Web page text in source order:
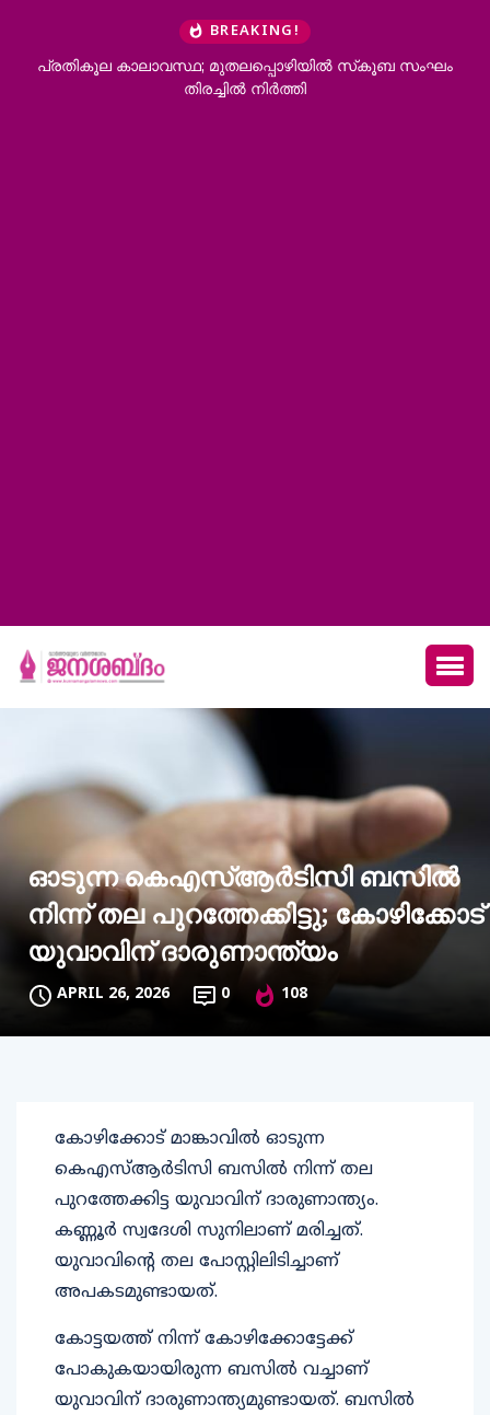
BREAKING!
പ്രതികൂല കാലാവസ്ഥ; മുതലപ്പൊഴിയില്‍ സ്‌കൂബ സംഘം
തിരച്ചില്‍ നിര്‍ത്തി
ഓടുന്ന കെഎസ്ആര്‍ടിസി ബസില്‍
നിന്ന് തല പുറത്തേക്കിട്ടു; കോഴിക്കോട്
യുവാവിന് ദാരുണാന്ത്യം
APRIL 26, 2026 0 108
കോഴിക്കോട് മാങ്കാവില്‍ ഓടുന്ന
കെഎസ്ആര്‍ടിസി ബസില്‍ നിന്ന് തല
പുറത്തേക്കിട്ട യുവാവിന് ദാരുണാന്ത്യം.
കണ്ണൂര്‍ സ്വദേശി സുനിലാണ് മരിച്ചത്.
യുവാവിന്റെ തല പോസ്റ്റിലിടിച്ചാണ്
അപകടമുണ്ടായത്.
കോട്ടയത്ത് നിന്ന് കോഴിക്കോട്ടേക്ക്
പോകുകയായിരുന്ന ബസില്‍ വച്ചാണ്
യുവാവിന് ദാരുണാന്ത്യമുണ്ടായത്. ബസില്‍